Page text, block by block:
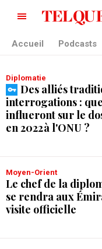
tag blade
Accueil Podcasts
Diplomatie
Des alliés
interrogations :
influeront sur le
en 2022 à l'ONU ?
Moyen-Orient
Le chef de la
se rendra aux
visite officielle